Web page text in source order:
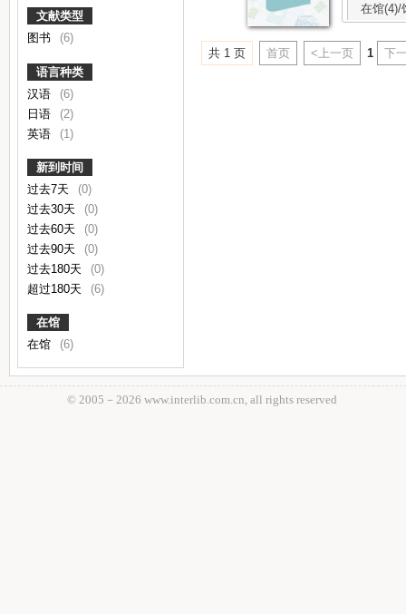
文献类型
图书
(6)
语言种类
汉语
(6)
日语
(2)
英语
(1)
新到时间
过去7天
(0)
过去30天
(0)
过去60天
(0)
过去90天
(0)
过去180天
(0)
超过180天
(6)
在馆
在馆
(6)
在馆(4)/
共 1 页 首页 <上一页 1 下
© 2005－ 2026 www.interlib.com.cn, all rights reserved